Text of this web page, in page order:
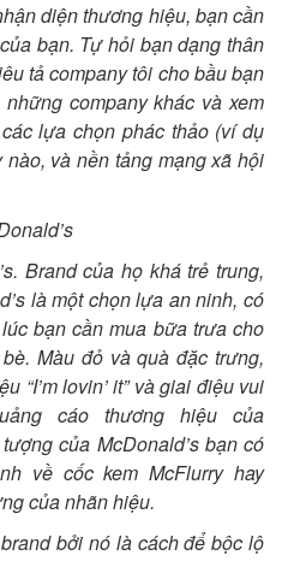
diện thương hiệu, bạn cần
bạn. Tự hỏi bạn dạng thân
tả company tôi cho bầu bạn
company khác và xem
lựa chọn phác thảo (ví dụ
và nền tảng mạng xã hội
Brand của họ khá trẻ trung,
là một chọn lựa an ninh, có
bạn cần mua bữa trưa cho
Màu đỏ và quà đặc trưng,
“I’m lovin’ it” và giai điệu vui
cáo thương hiệu của
của McDonald’s bạn có
về cốc kem McFlurry hay
của nhãn hiệu.
bởi nó là cách để bộc lộ